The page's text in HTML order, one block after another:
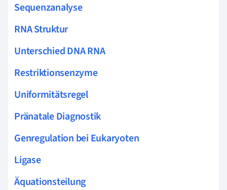
Sequenzanalyse
RNA Struktur
Unterschied DNA RNA
Restriktionsenzyme
Uniformitätsregel
Pränatale Diagnostik
Genregulation bei Eukaryoten
Ligase
Äquationsteilung